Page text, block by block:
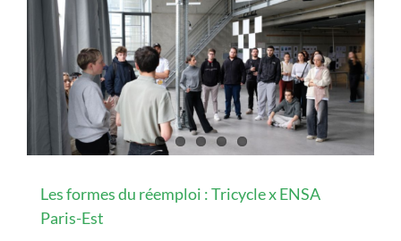
Les formes du réemploi : Tricycle x ENSA
Paris-Est